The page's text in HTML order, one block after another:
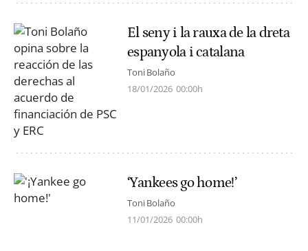
El seny i la rauxa de la dreta
espanyola i catalana
Toni Bolaño
18/01/2026 00:00h
‘Yankees go home!’
Toni Bolaño
11/01/2026 00:00h